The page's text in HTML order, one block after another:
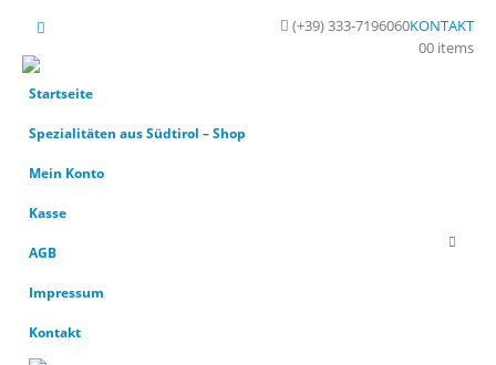
(+39) 333-7196060KONTAKT
00 items
Startseite
Spezialitäten aus Südtirol – Shop
Mein Konto
Kasse
AGB
Impressum
Kontakt